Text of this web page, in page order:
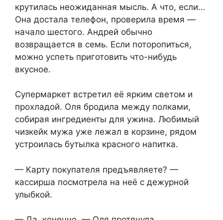
крутилась неожиданная мысль. А что, если…
Она достала телефон, проверила время —
начало шестого. Андрей обычно
возвращается в семь. Если поторопиться,
можно успеть приготовить что-нибудь
вкусное.
Супермаркет встретил её ярким светом и
прохладой. Оля бродила между полками,
собирая ингредиенты для ужина. Любимый
чизкейк мужа уже лежал в корзине, рядом
устроилась бутылка красного напитка.
— Карту покупателя предъявляете? —
кассирша посмотрела на неё с дежурной
улыбкой.